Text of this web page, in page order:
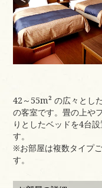
＜シティービュー
【自慢の夜景を望む
●全25室 ●定員3名
客室設備・備品
テレビ、電話、冷
アメニティ
フェイスタオル、
パ、シャンプー、
棒、髭そり
42～55m² の広々とし
の客室です。畳の上や
りとしたベッドを4台
す。
※お部屋は複数タイプ
す。